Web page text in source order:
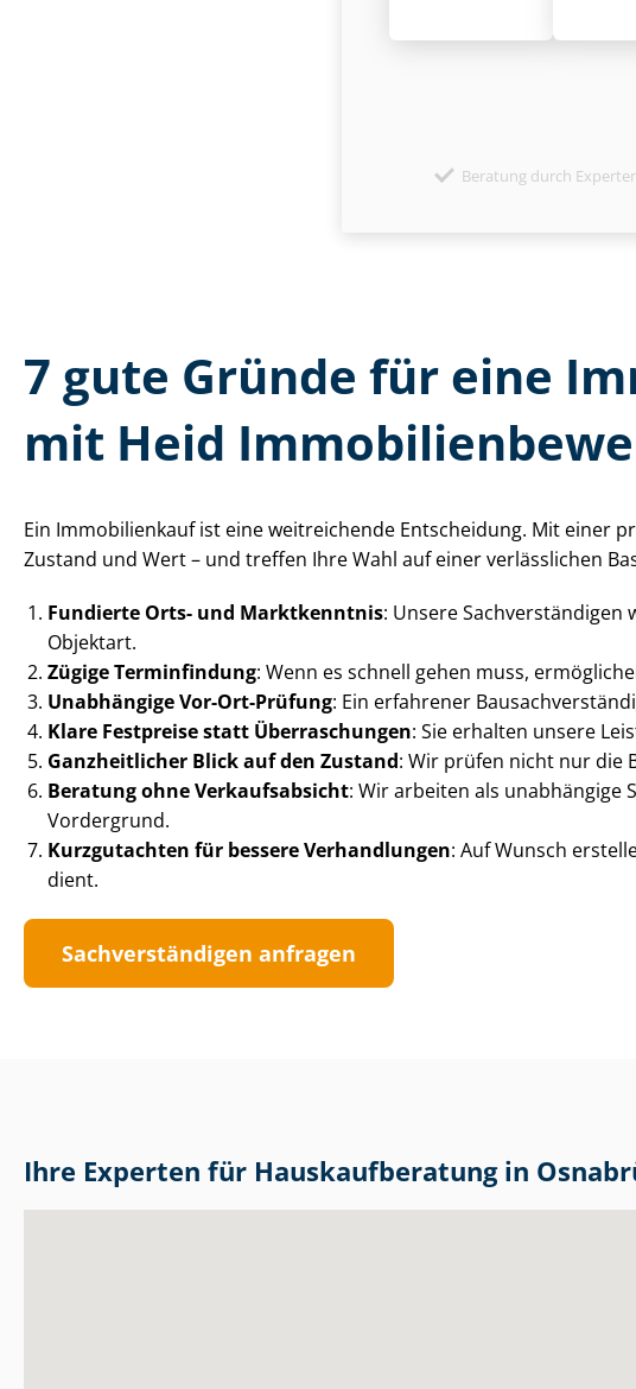
Beratung durch
7 gute Gründe für eine
mit Heid
Ein Immobilienkauf ist eine weitreichende Entscheidung. Mit einer
Zustand und Wert – und treffen Ihre Wahl auf einer verlässlichen
Fundierte Orts- und Marktkenntnis: Unsere Sach­ver­stän­di­gen
Objektart.
Zügige Terminfindung: Wenn es schnell gehen muss,
Unabhängige Vor-Ort-Prüfung: Ein erfahrener
Klare Festpreise statt Überraschungen: Sie erhalten unsere
Ganzheitlicher Blick auf den Zustand: Wir prüfen nicht nur die
Beratung ohne Verkaufsabsicht: Wir arbeiten als unabhängige
Vordergrund.
Kurzgutachten für bessere Verhandlungen: Auf Wunsch
dient.
Sach­ver­stän­di­gen anfragen
Ihre Experten für Haus­kauf­be­ra­tung in